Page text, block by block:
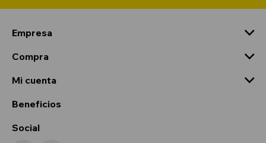
Empresa
Compra
Mi cuenta
Beneficios
Social